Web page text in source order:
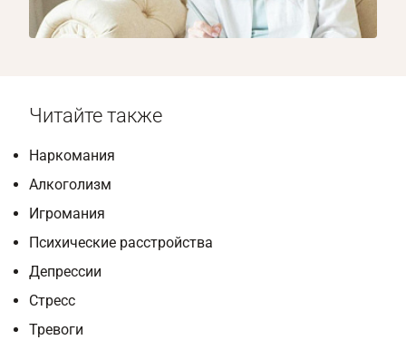
1/8
Читайте также
Наркомания
Алкоголизм
Игромания
Психические расстройства
Депрессии
Стресс
Тревоги